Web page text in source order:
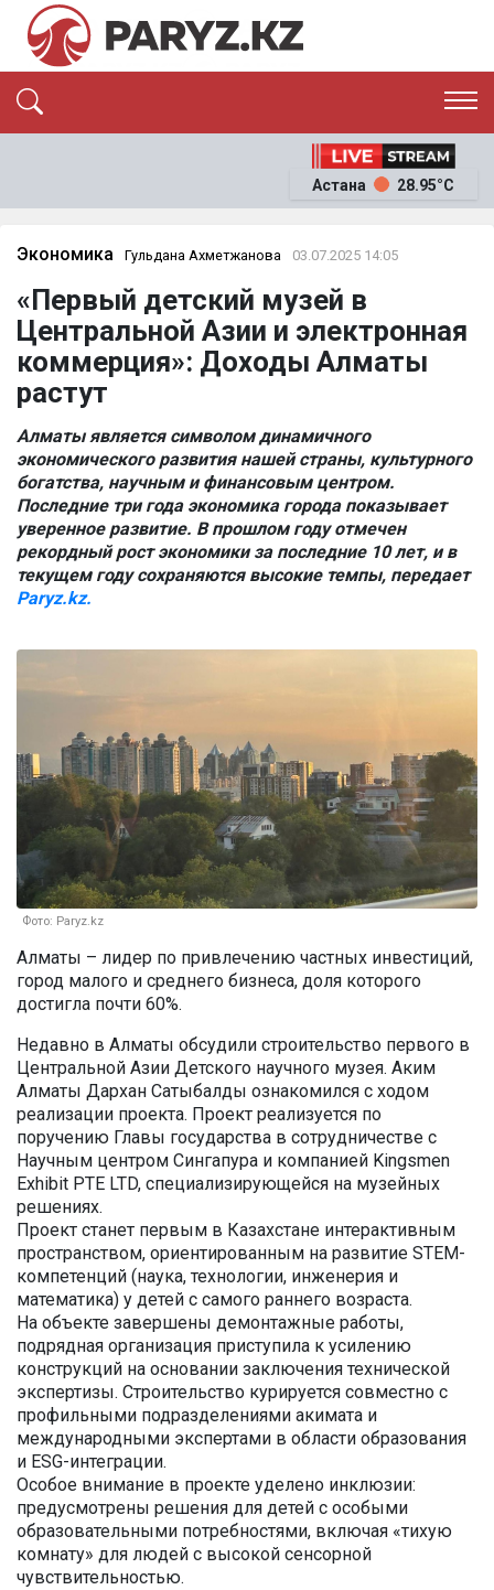
ЭКОНОМИКА
ОҚИҒА
News
Астана 28.95°C
Экономика Гульдана Ахметжанова 03.07.2025 14:05
«Первый детский музей в
Центральной Азии и электронная
коммерция»: Доходы Алматы
растут
Алматы является символом динамичного
экономического развития нашей страны, культурного
богатства, научным и финансовым центром.
Последние три года экономика города показывает
уверенное развитие. В прошлом году отмечен
рекордный рост экономики за последние 10 лет, и в
текущем году сохраняются высокие темпы, передает
Paryz.kz.
Фото: Paryz.kz
Алматы – лидер по привлечению частных инвестиций,
город малого и среднего бизнеса, доля которого
достигла почти 60%.
Недавно в Алматы обсудили строительство первого в
Центральной Азии Детского научного музея. Аким
Алматы Дархан Сатыбалды ознакомился с ходом
реализации проекта. Проект реализуется по
поручению Главы государства в сотрудничестве с
Научным центром Сингапура и компанией Kingsmen
Exhibit PTE LTD, специализирующейся на музейных
решениях.
Проект станет первым в Казахстане интерактивным
пространством, ориентированным на развитие STEM-
компетенций (наука, технологии, инженерия и
математика) у детей с самого раннего возраста.
На объекте завершены демонтажные работы,
подрядная организация приступила к усилению
конструкций на основании заключения технической
экспертизы. Строительство курируется совместно с
профильными подразделениями акимата и
международными экспертами в области образования
и ESG-интеграции.
Особое внимание в проекте уделено инклюзии:
предусмотрены решения для детей с особыми
образовательными потребностями, включая «тихую
комнату» для людей с высокой сенсорной
чувствительностью.